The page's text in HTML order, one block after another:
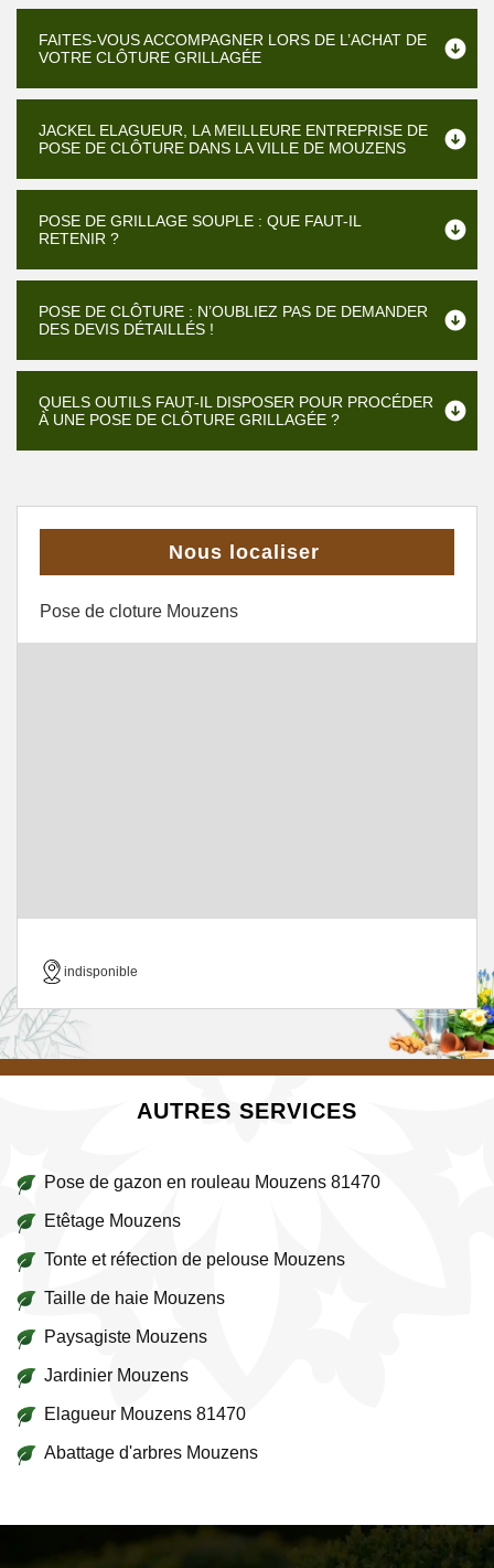
FAITES-VOUS ACCOMPAGNER LORS DE L’ACHAT DE
VOTRE CLÔTURE GRILLAGÉE
JACKEL ELAGUEUR, LA MEILLEURE ENTREPRISE DE
POSE DE CLÔTURE DANS LA VILLE DE MOUZENS
POSE DE GRILLAGE SOUPLE : QUE FAUT-IL
RETENIR ?
POSE DE CLÔTURE : N’OUBLIEZ PAS DE DEMANDER
DES DEVIS DÉTAILLÉS !
QUELS OUTILS FAUT-IL DISPOSER POUR PROCÉDER
À UNE POSE DE CLÔTURE GRILLAGÉE ?
Nous localiser
Pose de cloture Mouzens
indisponible
AUTRES SERVICES
Pose de gazon en rouleau Mouzens 81470
Etêtage Mouzens
Tonte et réfection de pelouse Mouzens
Taille de haie Mouzens
Paysagiste Mouzens
Jardinier Mouzens
Elagueur Mouzens 81470
Abattage d'arbres Mouzens